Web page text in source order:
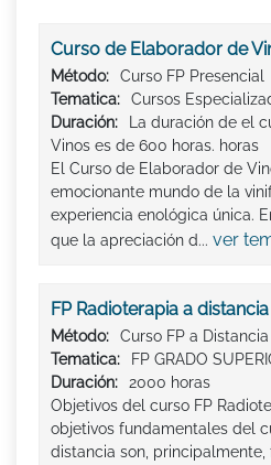
Curso de Elaborador de
Método:
Curso FP Presencial
Tematica:
Cursos
Duración:
La duración de el
Vinos es de 600 horas. horas
El Curso de Elaborador de
emocionante mundo de la
experiencia enológica única.
que la apreciación d... ver
FP Radioterapia a distancia
Método:
Curso FP a Distancia
Tematica:
FP GRADO
Duración:
2000 horas
Objetivos del curso FP
objetivos fundamentales del
distancia son,